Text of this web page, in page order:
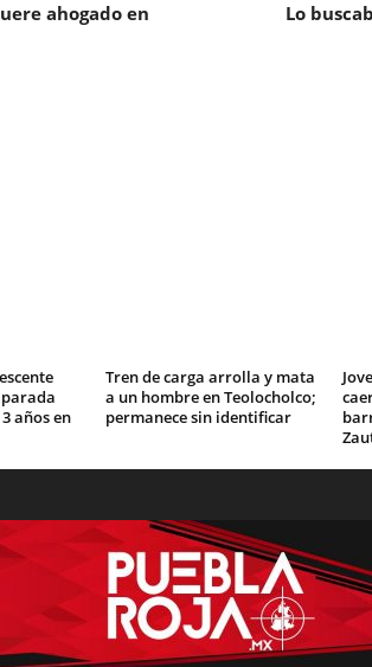
ahogado en
Lo
años en
Tren de carga arrolla y mata
a un hombre en Teolocholco;
permanece sin identificar